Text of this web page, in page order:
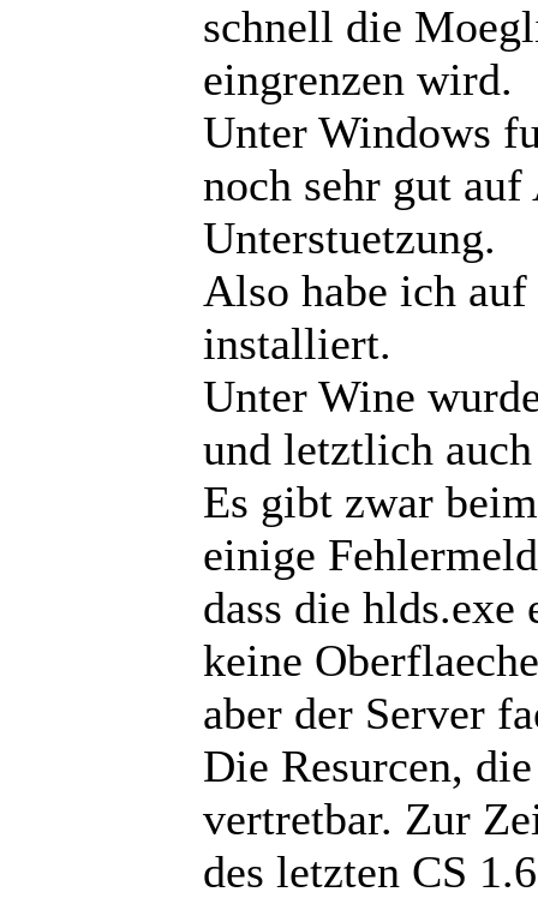
schnell die
eingrenzen wird.
Unter Windows
noch sehr gut
Unterstuetzung.
Also habe ich
installiert.
Unter Wine
und letztlich
Es gibt zwar
einige
dass die hlds.exe
keine
aber der Server
Die Resurcen,
vertretbar. Zur
des letzten CS